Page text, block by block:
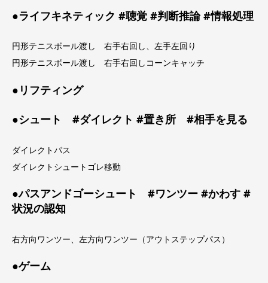
●ライフキネティック #聴覚 #判断推論 #情報処理
円形テニスボール渡し 右手右回し、左手左回り
円形テニスボール渡し 右手右回しコーンキャッチ
●リフティング
●シュート #ダイレクト #置き所 #相手を見る
ダイレクトパス
ダイレクトシュートゴレ移動
●パスアンドゴーシュート #ワンツー #かわす #
状況の認知
右方向ワンツー、左方向ワンツー（アウトステップパス）
●ゲーム